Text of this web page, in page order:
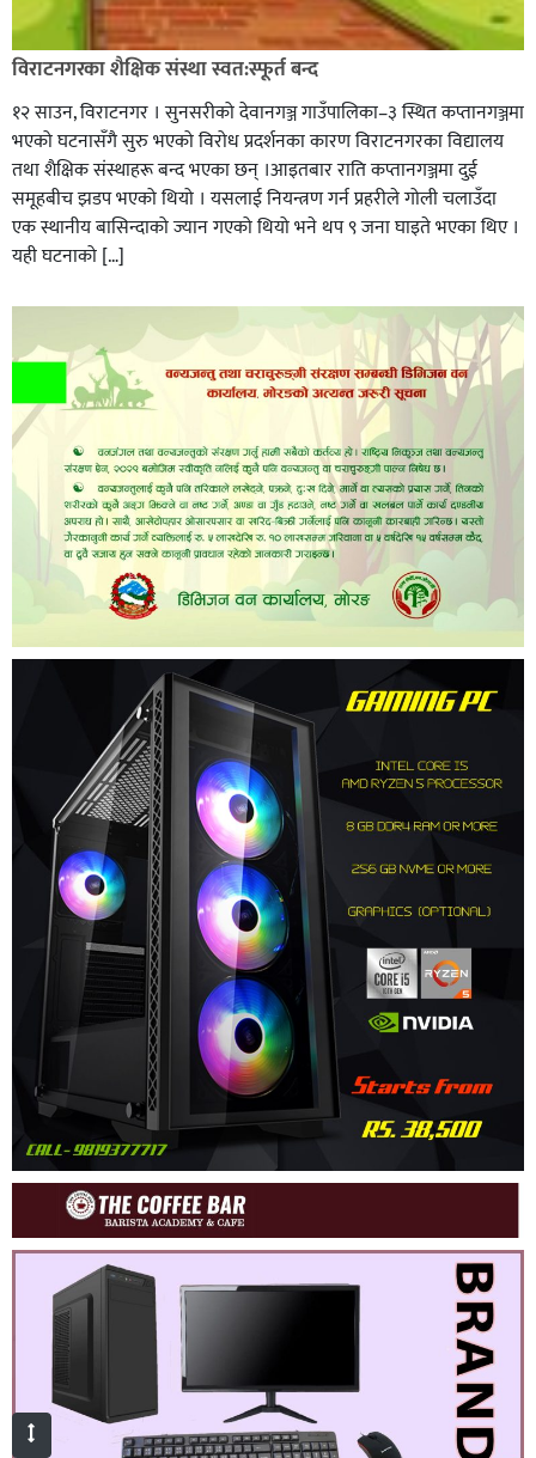
विराटनगरका शैक्षिक संस्था स्वत:स्फूर्त बन्द
१२ साउन, विराटनगर । सुनसरीको देवानगञ्ज गाउँपालिका–३ स्थित कप्तानगञ्जमा
भएको घटनासँगै सुरु भएको विरोध प्रदर्शनका कारण विराटनगरका विद्यालय
तथा शैक्षिक संस्थाहरू बन्द भएका छन् ।आइतबार राति कप्तानगञ्जमा दुई
समूहबीच झडप भएको थियो । यसलाई नियन्त्रण गर्न प्रहरीले गोली चलाउँदा
एक स्थानीय बासिन्दाको ज्यान गएको थियो भने थप ९ जना घाइते भएका थिए ।
यही घटनाको […]